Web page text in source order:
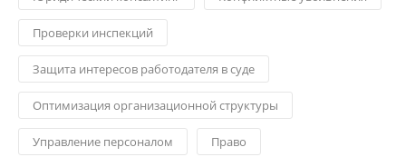
Проверки инспекций
Защита интересов работодателя в суде
Оптимизация организационной структуры
Управление персоналом Право